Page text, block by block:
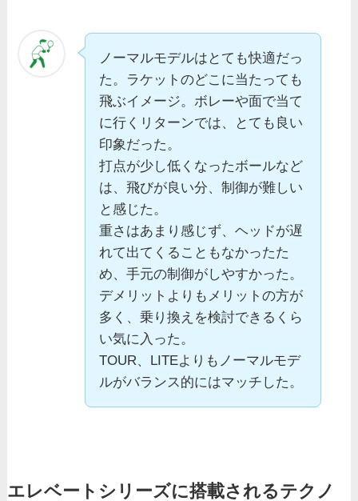
ノーマルモデルはとても快適だっ
た。ラケットのどこに当たっても
飛ぶイメージ。ボレーや面で当て
に行くリターンでは、とても良い
印象だった。
打点が少し低くなったボールなど
は、飛びが良い分、制御が難しい
と感じた。
重さはあまり感じず、ヘッドが遅
れて出てくることもなかったた
め、手元の制御がしやすかった。
デメリットよりもメリットの方が
多く、乗り換えを検討できるくら
い気に入った。
TOUR、LITEよりもノーマルモデ
ルがバランス的にはマッチした。
エレベートシリーズに搭載されるテクノ